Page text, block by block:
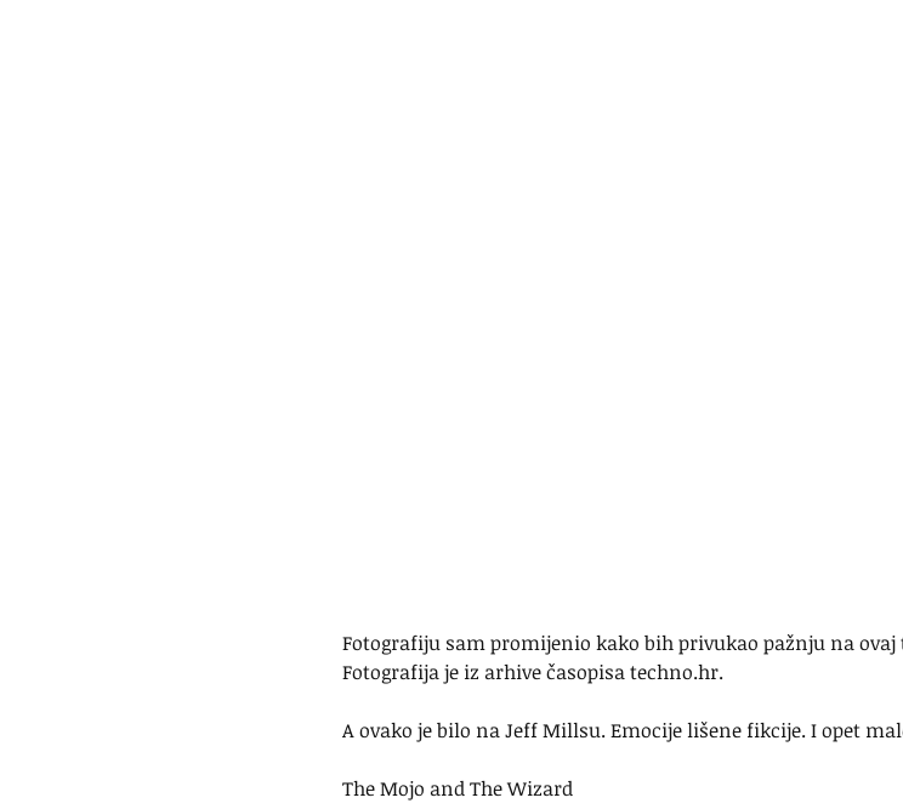
Fotografiju sam promijenio kako bih privukao pažnju na ovaj
Fotografija je iz arhive časopisa techno.hr.
A ovako je bilo na Jeff Millsu. Emocije lišene fikcije. I opet
The Mojo and The Wizard